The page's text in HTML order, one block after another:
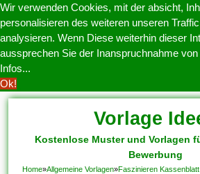
Wir verwenden Cookies, mit der absicht,
personalisieren des weiteren unseren
analysieren. Wenn Diese weiterhin dieser
aussprechen Sie der Inanspruchnahme
Infos...
Ok!
Vorlage
Kostenlose Muster und Vorlagen
Bewerbung
Home»Allgemeine Vorlagen»Faszinieren